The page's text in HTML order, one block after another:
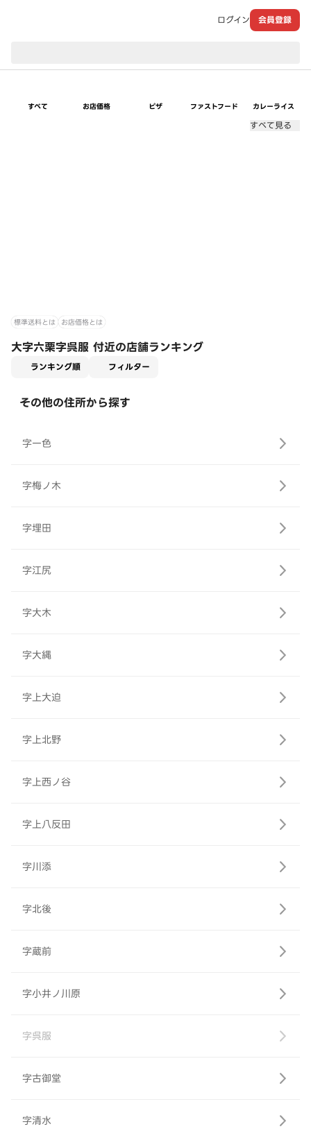
ログイン 会員登録
すべて お店価格 ピザ ファストフード カレーライス
すべて見る
標準送料とは お店価格とは
大字六栗字呉服 付近の店舗ランキング
ランキング順 フィルター
その他の住所から探す
字一色
字梅ノ木
字埋田
字江尻
字大木
字大縄
字上大迫
字上北野
字上西ノ谷
字上八反田
字川添
字北後
字蔵前
字小井ノ川原
字呉服
字古御堂
字清水